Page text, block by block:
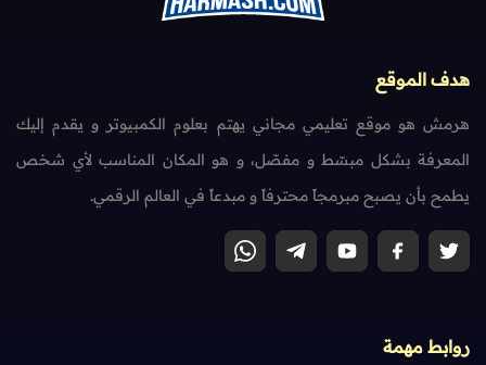
هدف الموقع
هرمش هو موقع تعليمي مجاني يهتم بعلوم الكمبيوتر و يقدم إليك
المعرفة بشكل مبسّط و مفصّل، و هو المكان المناسب لأي شخص
يطمح بأن يصبح مبرمجاً محترفاً و مبدعاً في العالم الرقمي.
روابط مهمة